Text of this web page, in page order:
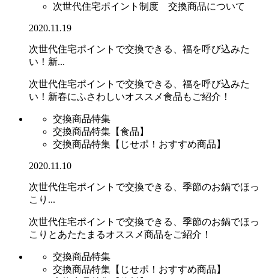
次世代住宅ポイント制度 交換商品について
2020.11.19
次世代住宅ポイントで交換できる、福を呼び込みた
い！新...
次世代住宅ポイントで交換できる、福を呼び込みた
い！新春にふさわしいオススメ食品もご紹介！
交換商品特集
交換商品特集【食品】
交換商品特集【じせポ！おすすめ商品】
2020.11.10
次世代住宅ポイントで交換できる、季節のお鍋でほっ
こり...
次世代住宅ポイントで交換できる、季節のお鍋でほっ
こりとあたたまるオススメ商品をご紹介！
交換商品特集
交換商品特集【じせポ！おすすめ商品】